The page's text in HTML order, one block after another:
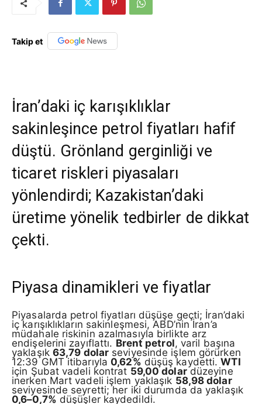
Takip et
İran’daki iç karışıklıklar
sakinleşince petrol fiyatları hafif
düştü. Grönland gerginliği ve
ticaret riskleri piyasaları
yönlendirdi; Kazakistan’daki
üretime yönelik tedbirler de dikkat
çekti.
Piyasa dinamikleri ve fiyatlar
Piyasalarda petrol fiyatları düşüşe geçti; İran’daki
iç karışıklıkların sakinleşmesi, ABD’nin İran’a
müdahale riskinin azalmasıyla birlikte arz
endişelerini zayıflattı. Brent petrol, varil başına
yaklaşık 63,79 dolar seviyesinde işlem görürken
12:39 GMT itibarıyla0,62% düşüş kaydetti.WTI
için Şubat vadeli kontrat 59,00 dolardüzeyine
inerken Mart vadeli işlem yaklaşık 58,98 dolar
seviyesinde seyretti; her iki durumda da yaklaşık
0,6–0,7% düşüşler kaydedildi.